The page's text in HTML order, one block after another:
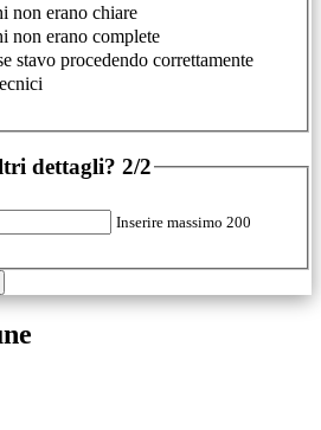
non erano chiare
non erano complete
stavo procedendo correttamente
dettagli? 2/2
Inserire massimo 200